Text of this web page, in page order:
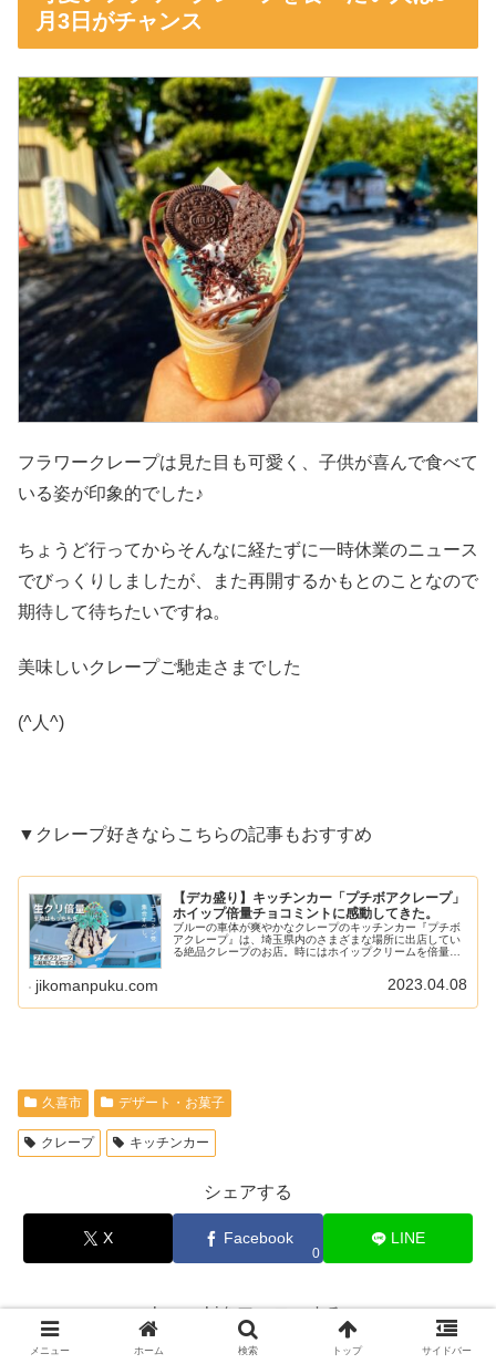
月3日がチャンス
フラワークレープは見た目も可愛く、子供が喜んで食べて
いる姿が印象的でした♪
ちょうど行ってからそんなに経たずに一時休業のニュース
でびっくりしましたが、また再開するかもとのことなので
期待して待ちたいですね。
美味しいクレープご馳走さまでした
(^人^)
▼クレープ好きならこちらの記事もおすすめ
【デカ盛り】キッチンカー「プチボアクレープ」
ホイップ倍量チョコミントに感動してきた。
ブルーの車体が爽やかなクレープのキッチンカー『プチボ
アクレープ』は、埼玉県内のさまざまな場所に出店してい
る絶品クレープのお店。時にはホイップクリームを倍量に
jikomanpuku.com 2023.04.08
久喜市 デザート・お菓子
クレープ キッチンカー
シェアする
X Facebook
0
LINE
komashiをフォローする
メニュー ホーム 検索 トップ サイドバー